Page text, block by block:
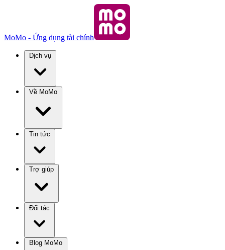
MoMo - Ứng dụng tài chính
Dịch vụ
Về MoMo
Tin tức
Trợ giúp
Đối tác
Blog MoMo